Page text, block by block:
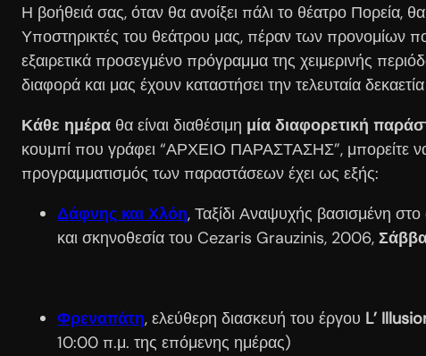
Η βοήθειά σας, όταν θα ανοίξει πάλι το θέατρο Πορεία,
Υποστηρικτές του θεάτρου μας, πέραν των προνομίων
εξαιρετικά προσεγμένο πρόγραμμα της χειμερινής
διαφορά και μας έχουν καταστήσει την τελευταία
Κάθε ημέρα θα είναι διαθέσιμη μία διαφορετική
κουμπί που γράφει “ΑΡΧΕΙΟ ΠΑΡΑΣΤΑΣΗΣ”, μπορείτε να
προγραμματισμός των παραστάσεων έχει ως εξής:
Δάφνης και Χλόη, Ταξίδι Αναψυχής βασισμένη
και σκηνοθεσία του Cezaris Grauzinis, 2006,
Φρεναπάτη, ελεύθερη διασκευή του έργου L’
10:00 π.μ. της επόμενης ημέρας)